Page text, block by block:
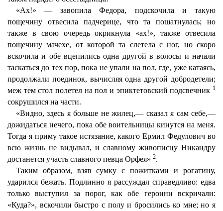
«Ах!» — завопила Федора, подскочила и такую
пощечину отвесила падчерице, что та пошатнулась; но
также в свою очередь окрикнула «ах!», также отвесила
пощечину мачехе, от которой та слетела с ног, но скоро
вскочила и обе вцепились одна другой в волосы и начали
таскаться до тех пор, пока не упали на пол, где, уже катаясь,
продолжали поединок, вычисляя одна другой добродетели;
меж тем стол полетел на пол и эпиктетовский подсвечник 1
сокрушился на части.
«Видно, здесь я больше не жилец,— сказал я сам себе,—
дожидаться нечего, пока обе воительницы кинутся на меня.
Тогда я приму такое истязание, какого Ермил Федулович во
всю жизнь не видывал, и славному живописцу Никандру
достанется участь славного певца Орфея» 2.
Таким образом, взяв сумку с пожитками и рогатину,
ударился бежать. Подлинно я рассуждал справедливо: едва
только выступил за порог, как обе героини вскричали:
«Куда?», вскочили быстро с полу и бросились ко мне; но я